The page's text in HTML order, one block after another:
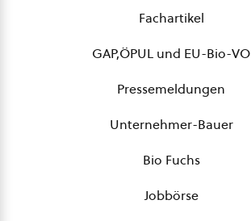
Fachartikel
GAP,ÖPUL und EU-Bio-VO
Pressemeldungen
Unternehmer-Bauer
Bio Fuchs
Jobbörse